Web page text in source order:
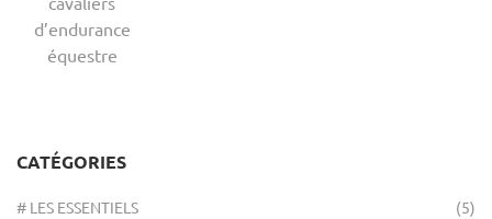
d’endurance
équestre
CATÉGORIES
# LES ESSENTIELS (5)